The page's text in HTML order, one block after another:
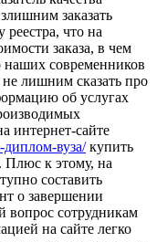
заказать
что на
заказа, в чем
наших современников
лишним сказать про
об услугах
интернет-сайте
диплом-вуза/купить
Плюс к этому, на
составить
о завершении
вопрос сотрудникам
на сайте легко